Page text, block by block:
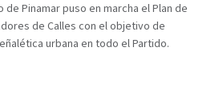
de Pinamar puso en marcha el Plan de
de Calles con el objetivo de
urbana en todo el Partido.